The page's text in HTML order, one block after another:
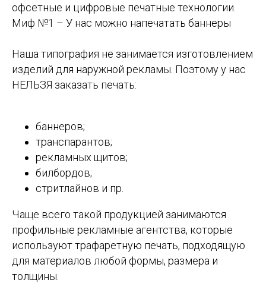
офсетные и цифровые печатные технологии.
Миф №1 – У нас можно напечатать баннеры
Наша типография не занимается изготовлением
изделий для наружной рекламы. Поэтому у нас
НЕЛЬЗЯ заказать печать:
баннеров;
транспарантов;
рекламных щитов;
билбордов;
стритлайнов и пр.
Чаще всего такой продукцией занимаются
профильные рекламные агентства, которые
используют трафаретную печать, подходящую
для материалов любой формы, размера и
толщины.